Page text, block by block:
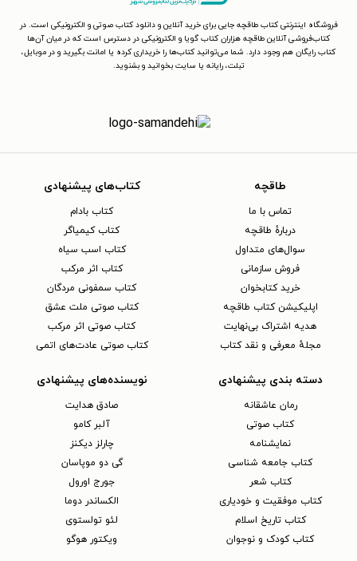
فروشگاه اینترنتی کتاب طاقچه جایی برای خرید آنلاین و دانلود کتاب صوتی و الکترونیکی است. در
کتاب‌فروشی آنلاین طاقچه هزاران کتاب گویا و الکترونیکی در دسترس است که در میان آن‌ها
کتاب رایگان هم وجود دارد. شما می‌توانید کتاب‌ها را خریداری کرده یا امانت بگیرید و در موبایل،
تبلت، رایانه یا سایت بخوانید و بشنوید.
طاقچه
تماس با ما
دربارهٔ طاقچه
سوال‌های متداول
فروش سازمانی
خرید کتابخوان
اپلیکیشن کتاب طاقچه
هدیه اشتراک بی‌نهایت
مجلهٔ معرفی و نقد کتاب
کتاب‌های پیشنهادی
کتاب بادام
کتاب کیمیاگر
کتاب اسب سیاه
کتاب اثر مرکب
کتاب سمفونی مردگان
کتاب صوتی ملت عشق
کتاب صوتی اثر مرکب
کتاب صوتی عادت‌های اتمی
دسته بندی پیشنهادی
رمان عاشقانه
کتاب‌ صوتی
نمایشنامه
کتاب جامعه شناسی
کتاب شعر
کتاب موفقیت و خودیاری
کتاب تاریخ اسلام
کتاب کودک و نوجوان
نویسنده‌های پیشنهادی
صادق هدایت
آلبر کامو
چارلز دیکنز
گی دو موپاسان
جورج اورول
الکساندر دوما
لئو تولستوی
ویکتور هوگو